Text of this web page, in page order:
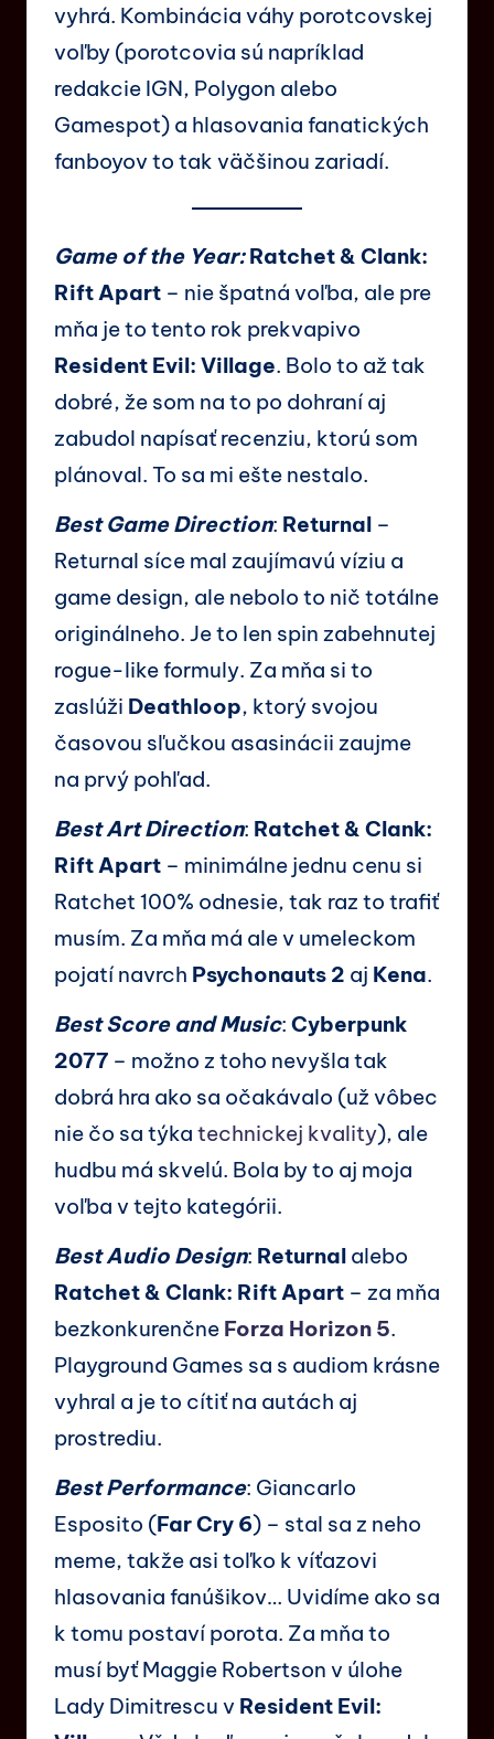
vyhrá. Kombinácia váhy porotcovskej
voľby (porotcovia sú napríklad
redakcie IGN, Polygon alebo
Gamespot) a hlasovania fanatických
fanboyov to tak väčšinou zariadí.
Game of the Year: Ratchet & Clank:
Rift Apart – nie špatná voľba, ale pre
mňa je to tento rok prekvapivo
Resident Evil: Village. Bolo to až tak
dobré, že som na to po dohraní aj
zabudol napísať recenziu, ktorú som
plánoval. To sa mi ešte nestalo.
Best Game Direction: Returnal –
Returnal síce mal zaujímavú víziu a
game design, ale nebolo to nič totálne
originálneho. Je to len spin zabehnutej
rogue-like formuly. Za mňa si to
zaslúži Deathloop, ktorý svojou
časovou sľučkou asasinácii zaujme
na prvý pohľad.
Best Art Direction: Ratchet & Clank:
Rift Apart – minimálne jednu cenu si
Ratchet 100% odnesie, tak raz to trafiť
musím. Za mňa má ale v umeleckom
pojatí navrch Psychonauts 2 aj Kena.
Best Score and Music: Cyberpunk
2077 – možno z toho nevyšla tak
dobrá hra ako sa očakávalo (už vôbec
nie čo sa týka technickej kvality), ale
hudbu má skvelú. Bola by to aj moja
voľba v tejto kategórii.
Best Audio Design: Returnal alebo
Ratchet & Clank: Rift Apart – za mňa
bezkonkurenčne Forza Horizon 5.
Playground Games sa s audiom krásne
vyhral a je to cítiť na autách aj
prostrediu.
Best Performance: Giancarlo
Esposito (Far Cry 6) – stal sa z neho
meme, takže asi toľko k víťazovi
hlasovania fanúšikov… Uvidíme ako sa
k tomu postaví porota. Za mňa to
musí byť Maggie Robertson v úlohe
Lady Dimitrescu v Resident Evil: